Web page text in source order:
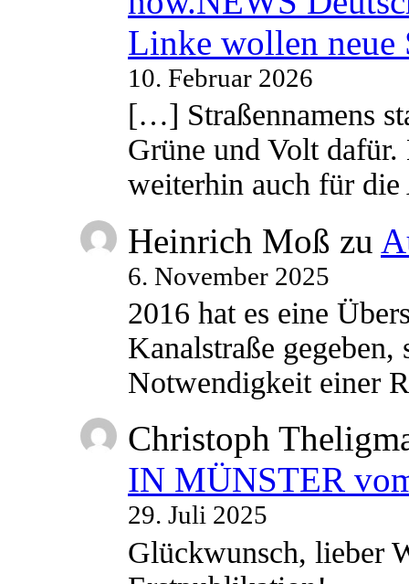
Linke wollen neue
10. Februar 2026
[…] Straßennamens
Grüne und Volt
weiterhin auch für
Heinrich Moß zu
6. November 2025
2016 hat es eine
Kanalstraße
Notwendigkeit einer
Christoph
IN MÜNSTER
29. Juli 2025
Glückwunsch, lieber